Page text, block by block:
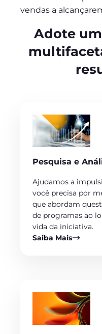
vendas a
Adote
Pesquisa e
Ajudamos a
você precisa por
que abordam
de programas ao
vida da iniciativa.
Saiba Mais